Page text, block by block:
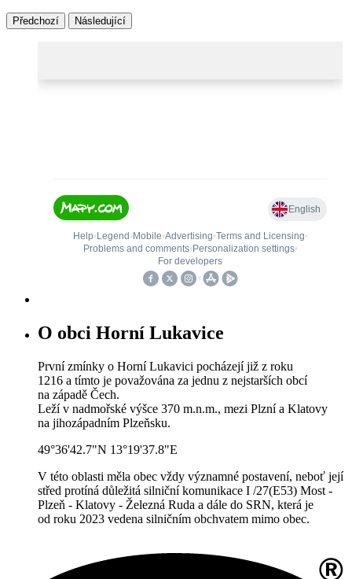
Předchozí Následující
O obci Horní Lukavice
První zmínky o Horní Lukavici pocházejí již z roku
1216 a tímto je považována za jednu z nejstarších obcí
na západě Čech.
Leží v nadmořské výšce 370 m.n.m., mezi Plzní a Klatovy
na jihozápadním Plzeňsku.
49°36'42.7"N 13°19'37.8"E
V této oblasti měla obec vždy významné postavení, neboť její
střed protíná důležitá silniční komunikace I /27(E53) Most -
Plzeň - Klatovy - Železná Ruda a dále do SRN, která je
od roku 2023 vedena silničním obchvatem mimo obec.